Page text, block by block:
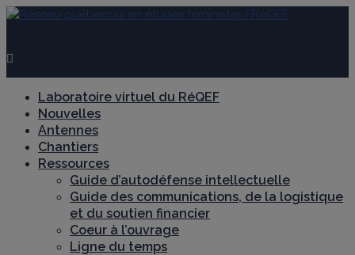
Laboratoire virtuel du RéQEF
Nouvelles
Antennes
Chantiers
Ressources
Guide d’autodéfense intellectuelle
Guide des communications, de la logistique
et du soutien financier
Coeur à l’ouvrage
Ligne du temps